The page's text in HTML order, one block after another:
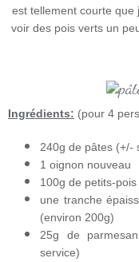
est tellement courte que
voir des pois verts un
Ingrédients: (pour 4
240g de pâtes (+/-
1 oignon nouveau
100g de petits-
une tranche
(environ 200g)
25g de
service)